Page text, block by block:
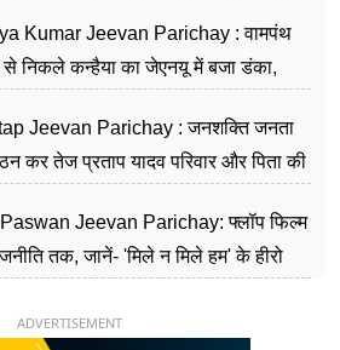
Kumar Jeevan Parichay : वामपंथ
से निकले कन्हैया का जेएनयू में बजा डंका,
Jeevan Parichay : जनशक्ति जनता
कर तेज प्रताप यादव परिवार और पिता की
Jeevan Parichay: फ्लॉप फिल्म
तक, जानें- 'मिले न मिले हम' के हीरो
ADVERTISEMENT